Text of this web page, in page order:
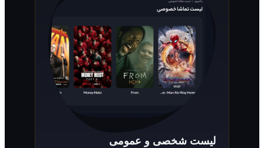
لیست شخصی و عمومی